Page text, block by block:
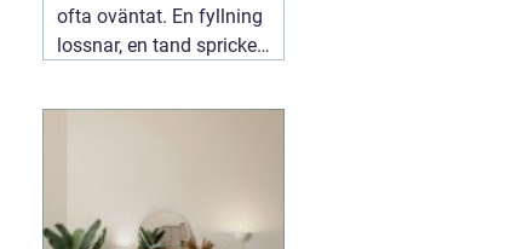
ofta oväntat. En fyllning
lossnar, en tand spricker
svullnar upp över en
snabbt
04 augusti 2026